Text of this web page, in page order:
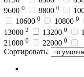
9600 0 9800 0
10600 0 10800 0
13000 2 13200 0
21000 0 22000 0
Сортировать: